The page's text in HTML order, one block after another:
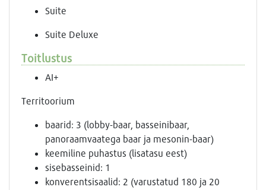
Suite
Suite Deluxe
Toitlustus
AI+
Territoorium
baarid: 3 (lobby-baar, basseinibaar,
panoraamvaatega baar ja mesonin-baar)
keemiline puhastus (lisatasu eest)
sisebasseinid: 1
konverentsisaalid: 2 (varustatud 180 ja 20